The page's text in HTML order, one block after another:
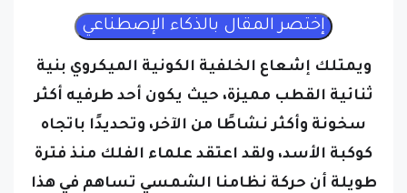
ويمتلك إشعاع الخلفية الكونية الميكروي بنية
ثنائية القطب مميزة، حيث يكون أحد طرفيه أكثر
سخونة وأكثر نشاطًا من الآخر، وتحديدًا باتجاه
كوكبة الأسد، ولقد اعتقد علماء الفلك منذ فترة
طويلة أن حركة نظامنا الشمسي تساهم في هذا